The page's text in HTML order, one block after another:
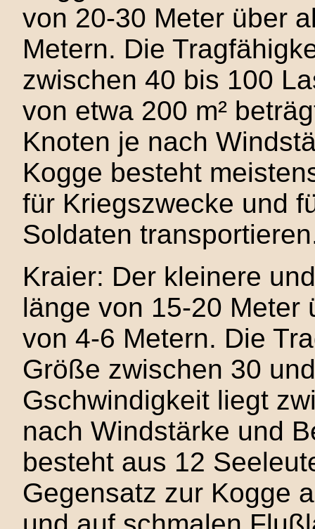
von 20-30 Meter über
Metern. Die
zwischen 40 bis 100
von etwa 200 m²
Knoten je nach
Kogge besteht
für Kriegszwecke und
Soldaten
Kraier: Der kleinere
länge von 15-20 Meter
von 4-6 Metern. Die
Größe zwischen 30
Gschwindigkeit liegt
nach Windstärke und
besteht aus 12
Gegensatz zur Kogge